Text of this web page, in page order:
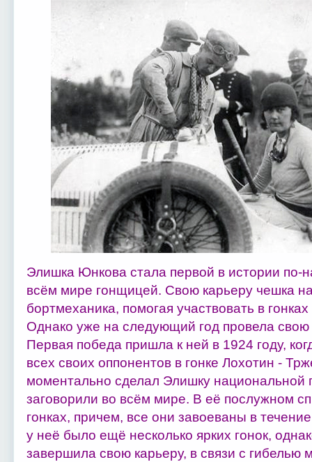
Элишка Юнкова стала первой в истории по-
всём мире гонщицей. Свою карьеру чешка
бортмеханика, помогая участвовать в
Однако уже на следующий год провела свою
Первая победа пришла к ней в 1924 году,
всех своих оппонентов в гонке Лохотин -
моментально сделал Элишку национальной
заговорили во всём мире. В её послужном
гонках, причем, все они завоеваны в
у неё было ещё несколько ярких гонок,
завершила свою карьеру, в связи с гибелью